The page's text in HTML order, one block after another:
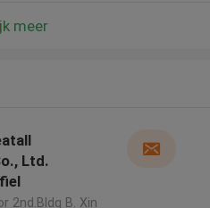
meer
Ltd.
2nd.Bldg B. Xin